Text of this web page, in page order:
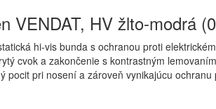
VENDAT, HV žlto-modrá
hi-vis bunda s ochranou proti
cvok a zakončenie s kontrastným
pocit pri nosení a zároveň vynikajúcu ochranu